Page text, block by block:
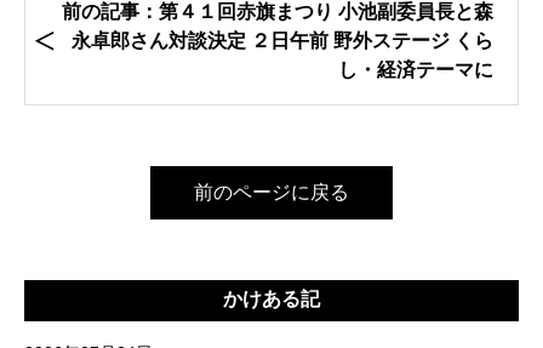
前の記事：第４１回赤旗まつり 小池副委員長と森
永卓郎さん対談決定 ２日午前 野外ステージ くら
し・経済テーマに
前のページに戻る
かけある記